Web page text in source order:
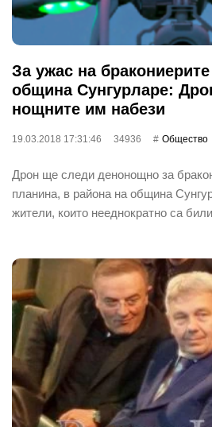
За ужас на
община Сунгурларе:
нощните им набези
19.03.2018 17:31:46 34936 Общество
Дрон ще следи денонощно за
планина, в района на община
жители, които нееднократно са